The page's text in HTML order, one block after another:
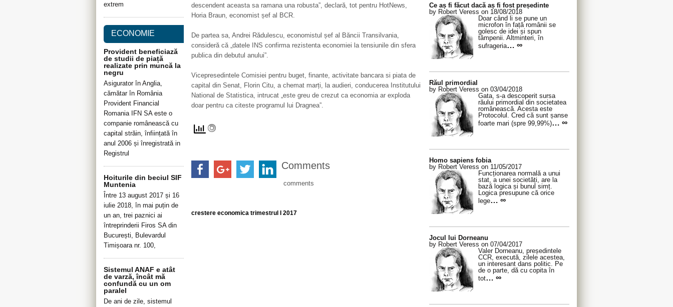
descendent aceasta sa ramana una robusta”, declară, tot pentru HotNews,
Horia Braun, economist șef al BCR.
De partea sa, Andrei Rădulescu, economistul șef al Băncii Transilvania,
consideră că „datele INS confirma rezistenta economiei la tensiunile din sfera
publica din debutul anului”.
Vicepresedintele Comisiei pentru buget, finante, activitate bancara si piata de
capital din Senat, Florin Citu, a chemat marți, la audieri, conducerea Institutului
National de Statistica, intrucat „este greu de crezut ca economia ar exploda
doar pentru ca citeste programul lui Dragnea”.
Comments
comments
crestere economica trimestrul I 2017
extrem
ECONOMIE
Provident beneficiază
de studii de piață
realizate prin muncă la
negru
Asigurator în Anglia,
cămătar în România
Provident Financial
Romania IFN SA este o
companie românească cu
capital străin, înființată în
anul 2006 și înregistrată in
Registrul
Hoiturile din beciul SIF
Muntenia
Între 13 august 2017 și 16
iulie 2018, în mai puțin de
un an, trei paznici ai
întreprinderii Firos SA din
București, Bulevardul
Timișoara nr. 100,
Sistemul ANAF e atât
de varză, încât mă
confundă cu un om
paralel
De ani de zile, sistemul
Ce aș fi făcut dacă aș fi fost președinte
by Robert Veress on 18/08/2018
Doar când li se pune un
microfon în față românii se
golesc de idei și spun
tâmpenii. Altminteri, în
sufrageria… ∞
Răul primordial
by Robert Veress on 03/04/2018
Gata, s-a descoperit sursa
răului primordial din societatea
românească. Acesta este
Protocolul. Cred că sunt șanse
foarte mari (spre 99,99%)… ∞
Homo sapiens fobia
by Robert Veress on 11/05/2017
Funcționarea normală a unui
stat, a unei societăți, are la
bază logica și bunul simț.
Logica presupune că orice
lege… ∞
Jocul lui Dorneanu
by Robert Veress on 07/04/2017
Valer Dorneanu, președintele
CCR, execută, zilele acestea,
un interesant dans politic. Pe
de o parte, dă cu copita în
tot… ∞